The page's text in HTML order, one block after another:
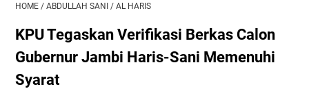
HOME / ABDULLAH SANI / AL HARIS
KPU Tegaskan Verifikasi Berkas Calon
Gubernur Jambi Haris-Sani Memenuhi
Syarat